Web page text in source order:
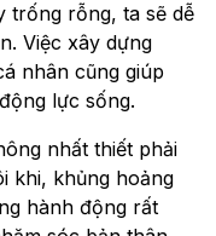
trống rỗng, ta sẽ dễ
Việc xây dựng
nhân cũng giúp
lực sống.
nhất thiết phải
khi, khủng hoảng
hành động rất